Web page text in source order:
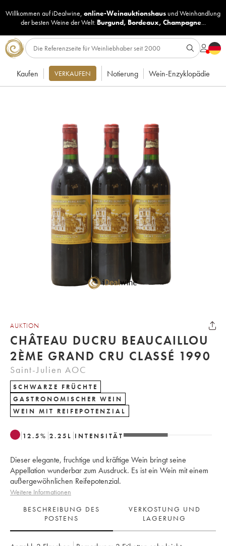
Willkommen auf iDealwine, online-Weinauktionshaus undWeinhandlung
der besten Weine der Welt: Burgund, Bordeaux, Champagne...
Kaufen VERKAUFEN Notierung Wein-Enzyklopädie
AUKTION
CHÂTEAU DUCRU BEAUCAILLOU
2ÈME GRAND CRU CLASSÉ 1990
Saint-Julien AOC
SCHWARZE FRÜCHTE
GASTRONOMISCHER WEIN
WEIN MIT REIFEPOTENZIAL
12.5% 2.25 L INTENSITÄT
Dieser elegante, fruchtige und kräftige Wein bringt seine
Appellation wunderbar zum Ausdruck. Es ist ein Wein mit einem
außergewöhnlichen Reifepotenzial.
Weitere Informationen
BESCHREIBUNG DES
POSTENS
VERKOSTUNG UND
LAGERUNG